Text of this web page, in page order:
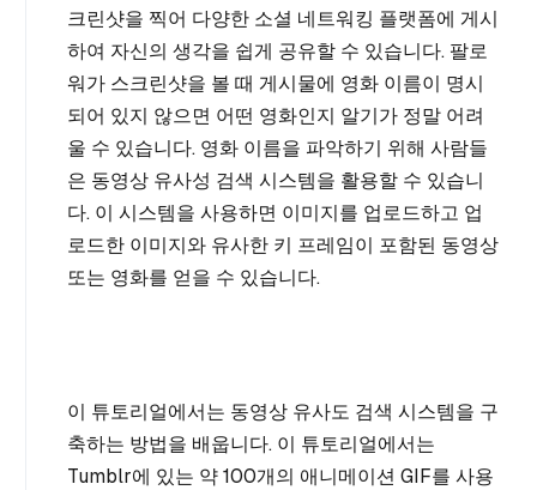
크린샷을 찍어 다양한 소셜 네트워킹 플랫폼에 게시
하여 자신의 생각을 쉽게 공유할 수 있습니다. 팔로
워가 스크린샷을 볼 때 게시물에 영화 이름이 명시
되어 있지 않으면 어떤 영화인지 알기가 정말 어려
울 수 있습니다. 영화 이름을 파악하기 위해 사람들
은 동영상 유사성 검색 시스템을 활용할 수 있습니
다. 이 시스템을 사용하면 이미지를 업로드하고 업
로드한 이미지와 유사한 키 프레임이 포함된 동영상
또는 영화를 얻을 수 있습니다.
이 튜토리얼에서는 동영상 유사도 검색 시스템을 구
축하는 방법을 배웁니다. 이 튜토리얼에서는
Tumblr에 있는 약 100개의 애니메이션 GIF를 사용